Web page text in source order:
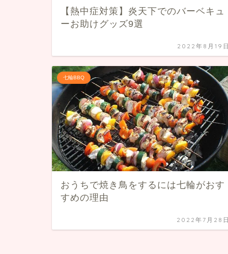
【熱中症対策】炎天下でのバーベキュ
ーお助けグッズ9選
2022年8月19
七輪BBQ
おうちで焼き鳥をするには七輪がおす
すめの理由
2022年7月28